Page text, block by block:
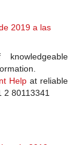
2019 a las
Help at reliable
2 80113341